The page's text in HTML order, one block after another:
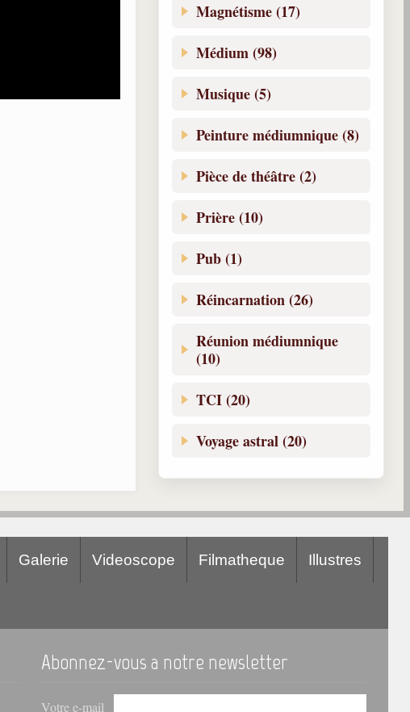
Magnétisme (17)
Médium (98)
Musique (5)
Peinture médiumnique (8)
Pièce de théâtre (2)
Prière (10)
Pub (1)
Réincarnation (26)
Réunion médiumnique
(10)
TCI (20)
Voyage astral (20)
Galerie Videoscope Filmatheque Illustres
Abonnez-vous a notre newsletter
Votre e-mail